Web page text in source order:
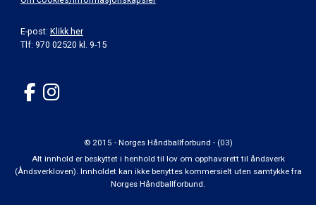
E-post: Klikk her
Tlf: 970 02520 kl. 9-15
© 2015 - Norges Håndballforbund - (03)
Alt innhold er beskyttet i henhold til lov om opphavsrett til åndsverk
(Åndsverkloven). Innholdet kan ikke benyttes kommersielt uten samtykke fra
Norges Håndballforbund.